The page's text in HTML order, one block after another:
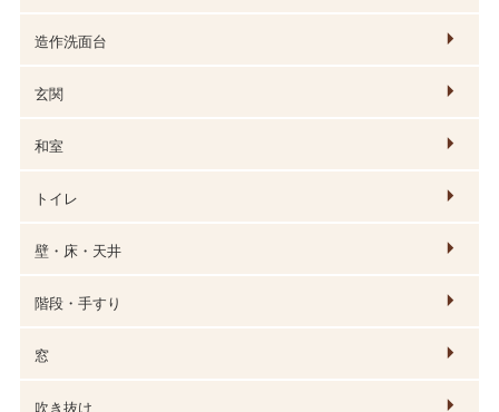
造作洗面台
玄関
和室
トイレ
壁・床・天井
階段・手すり
窓
吹き抜け